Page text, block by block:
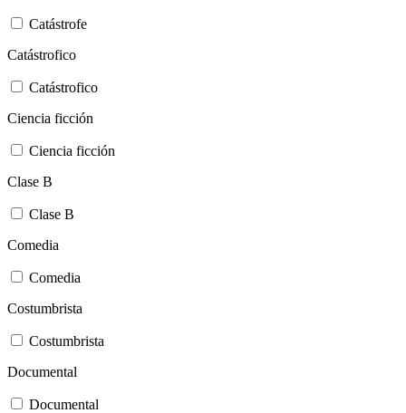
Catástrofe
Catástrofico
Catástrofico
Ciencia ficción
Ciencia ficción
Clase B
Clase B
Comedia
Comedia
Costumbrista
Costumbrista
Documental
Documental